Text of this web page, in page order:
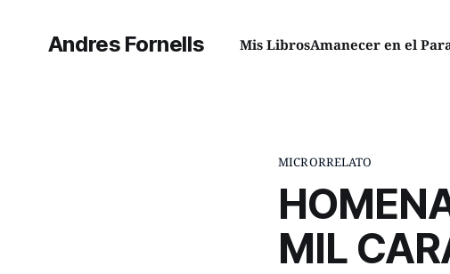
Andres Fornells Mis LibrosAmanecer en el
MICRORRELATO
MIL